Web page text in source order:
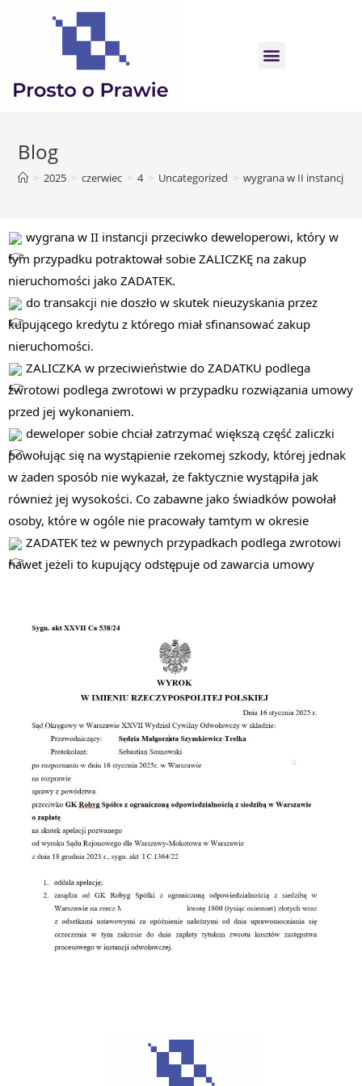
Blog
> 2025 > czerwiec > 4 > Uncategorized > wygrana w II instancji
wygrana w II instancji przeciwko deweloperowi, który w
tym przypadku potraktował sobie ZALICZKĘ na zakup
nieruchomości jako ZADATEK.
do transakcji nie doszło w skutek nieuzyskania przez
kupującego kredytu z którego miał sfinansować zakup
nieruchomości.
ZALICZKA w przeciwieństwie do ZADATKU podlega
zwrotowi podlega zwrotowi w przypadku rozwiązania umowy
przed jej wykonaniem.
deweloper sobie chciał zatrzymać większą część zaliczki
powołując się na wystąpienie rzekomej szkody, której jednak
w żaden sposób nie wykazał, że faktycznie wystąpiła jak
również jej wysokości. Co zabawne jako świadków powołał
osoby, które w ogóle nie pracowały tamtym w okresie
ZADATEK też w pewnych przypadkach podlega zwrotowi
nawet jeżeli to kupujący odstępuje od zawarcia umowy